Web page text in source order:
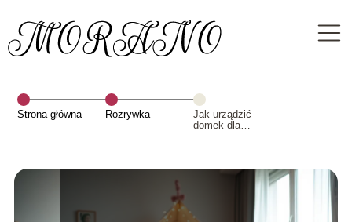
Strona główna Rozrywka
Jak urządzić
domek dla